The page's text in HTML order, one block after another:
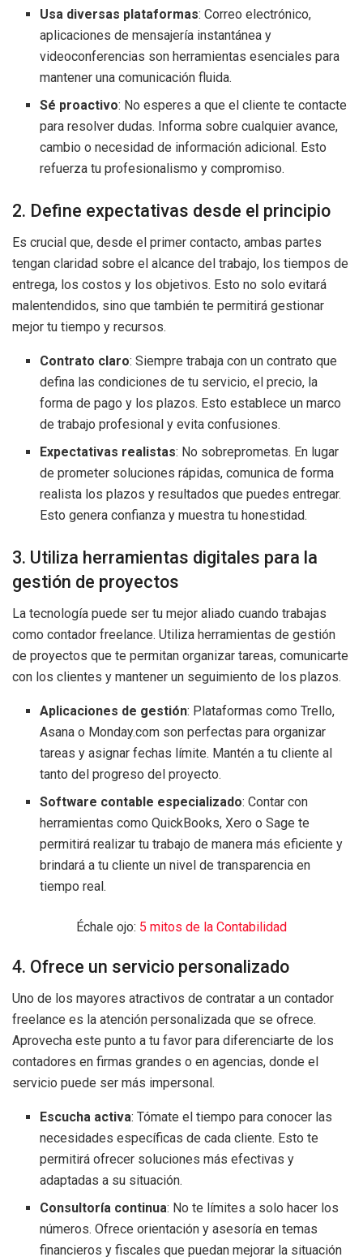
Usa diversas plataformas: Correo electrónico,
aplicaciones de mensajería instantánea y
videoconferencias son herramientas esenciales para
mantener una comunicación fluida.
Sé proactivo: No esperes a que el cliente te contacte
para resolver dudas. Informa sobre cualquier avance,
cambio o necesidad de información adicional. Esto
refuerza tu profesionalismo y compromiso.
2. Define expectativas desde el principio
Es crucial que, desde el primer contacto, ambas partes
tengan claridad sobre el alcance del trabajo, los tiempos de
entrega, los costos y los objetivos. Esto no solo evitará
malentendidos, sino que también te permitirá gestionar
mejor tu tiempo y recursos.
Contrato claro: Siempre trabaja con un contrato que
defina las condiciones de tu servicio, el precio, la
forma de pago y los plazos. Esto establece un marco
de trabajo profesional y evita confusiones.
Expectativas realistas: No sobreprometas. En lugar
de prometer soluciones rápidas, comunica de forma
realista los plazos y resultados que puedes entregar.
Esto genera confianza y muestra tu honestidad.
3. Utiliza herramientas digitales para la
gestión de proyectos
La tecnología puede ser tu mejor aliado cuando trabajas
como contador freelance. Utiliza herramientas de gestión
de proyectos que te permitan organizar tareas, comunicarte
con los clientes y mantener un seguimiento de los plazos.
Aplicaciones de gestión: Plataformas como Trello,
Asana o Monday.com son perfectas para organizar
tareas y asignar fechas límite. Mantén a tu cliente al
tanto del progreso del proyecto.
Software contable especializado: Contar con
herramientas como QuickBooks, Xero o Sage te
permitirá realizar tu trabajo de manera más eficiente y
brindará a tu cliente un nivel de transparencia en
tiempo real.
Échale ojo: 5 mitos de la Contabilidad
4. Ofrece un servicio personalizado
Uno de los mayores atractivos de contratar a un contador
freelance es la atención personalizada que se ofrece.
Aprovecha este punto a tu favor para diferenciarte de los
contadores en firmas grandes o en agencias, donde el
servicio puede ser más impersonal.
Escucha activa: Tómate el tiempo para conocer las
necesidades específicas de cada cliente. Esto te
permitirá ofrecer soluciones más efectivas y
adaptadas a su situación.
Consultoría continua: No te límites a solo hacer los
números. Ofrece orientación y asesoría en temas
financieros y fiscales que puedan mejorar la situación